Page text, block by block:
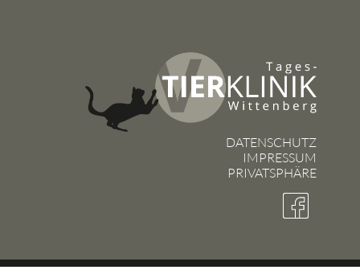
DATENSCHUTZ
IMPRESSUM
PRIVATSPHÄRE